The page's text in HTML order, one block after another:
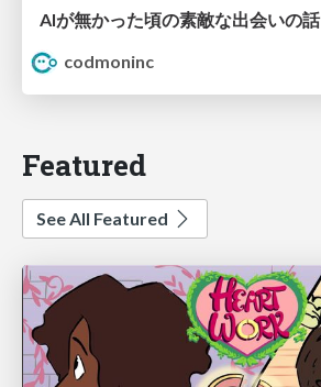
AIが無かった頃の素敵な出会いの話
codmoninc
Featured
See All Featured